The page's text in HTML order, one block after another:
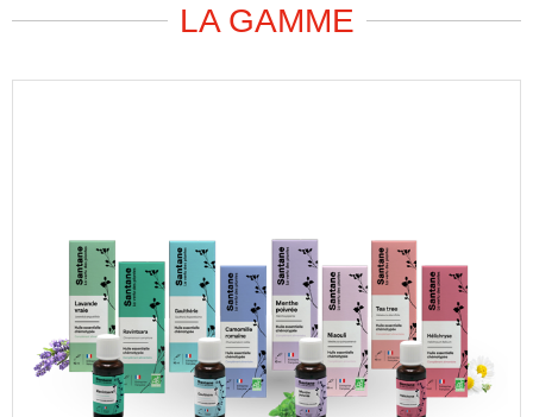
LA GAMME